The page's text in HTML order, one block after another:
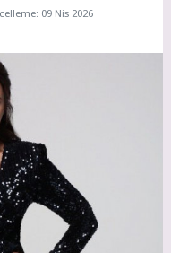
09 Nis 2026